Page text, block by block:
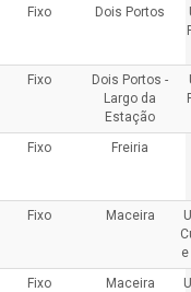
Fixo Dois Portos
Fixo
Dois Portos -
Largo da
Estação
Fixo Freiria
Fixo Maceira
Fixo Maceira